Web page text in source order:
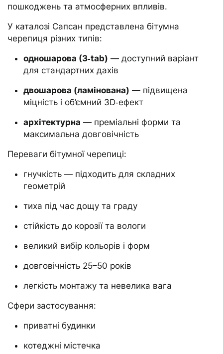
пошкоджень та атмосферних впливів.
У каталозі Сапсан представлена бітумна
черепиця різних типів:
одношарова (3‑tab) — доступний варіант
для стандартних дахів
двошарова (ламінована) — підвищена
міцність і об’ємний 3D‑ефект
архітектурна — преміальні форми та
максимальна довговічність
Переваги бітумної черепиці:
гнучкість — підходить для складних
геометрій
тиха під час дощу та граду
стійкість до корозії та вологи
великий вибір кольорів і форм
довговічність 25–50 років
легкість монтажу та невелика вага
Сфери застосування:
приватні будинки
котеджні містечка